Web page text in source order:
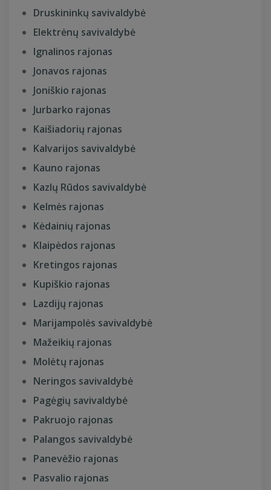
Druskininkų savivaldybė
Elektrėnų savivaldybė
Ignalinos rajonas
Jonavos rajonas
Joniškio rajonas
Jurbarko rajonas
Kaišiadorių rajonas
Kalvarijos savivaldybė
Kauno rajonas
Kazlų Rūdos savivaldybė
Kelmės rajonas
Kėdainių rajonas
Klaipėdos rajonas
Kretingos rajonas
Kupiškio rajonas
Lazdijų rajonas
Marijampolės savivaldybė
Mažeikių rajonas
Molėtų rajonas
Neringos savivaldybė
Pagėgių savivaldybė
Pakruojo rajonas
Palangos savivaldybė
Panevėžio rajonas
Pasvalio rajonas